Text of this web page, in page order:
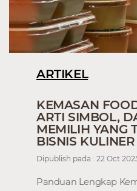
ARTIKEL
KEMASAN
ARTI SIMBOL,
MEMILIH YANG
BISNIS KULINER
Dipublish pada : 22 Oct
Panduan Lengkap